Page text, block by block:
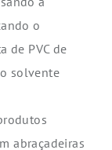
o
de PVC de
solvente
abraçadeiras